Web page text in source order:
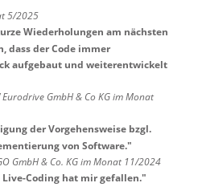
5/2025
Wiederholungen am nächsten
dass der Code immer
aufgebaut und weiterentwickelt
GmbH & Co KG im Monat
der Vorgehensweise bzgl.
von Software."
GmbH & Co. KG im Monat 11/2024
Coding hat mir gefallen."